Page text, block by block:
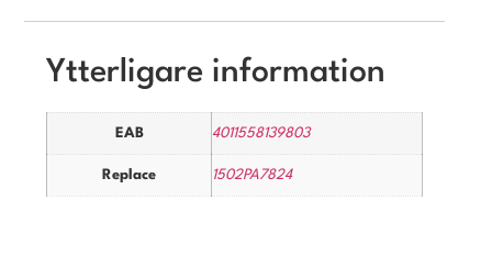
Ytterligare information
EAB 4011558139803
Replace 1502PA7824